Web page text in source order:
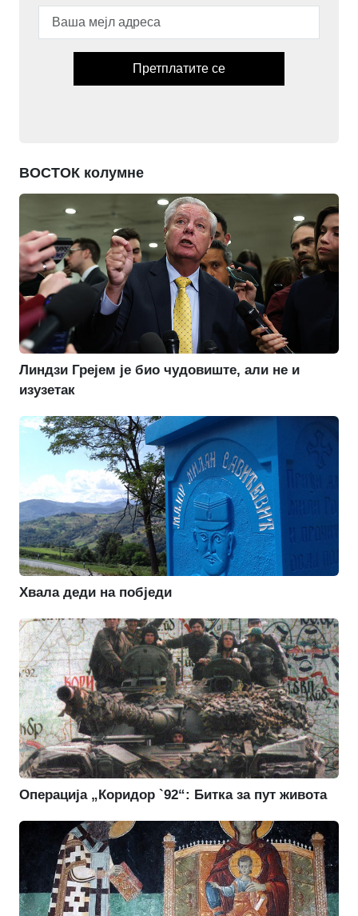
Претплатите се
ВОСТОК колумне
Линдзи Грејем је био чудовиште, али не и
изузетак
Хвала деди на побједи
Операција „Коридор `92“: Битка за пут живота